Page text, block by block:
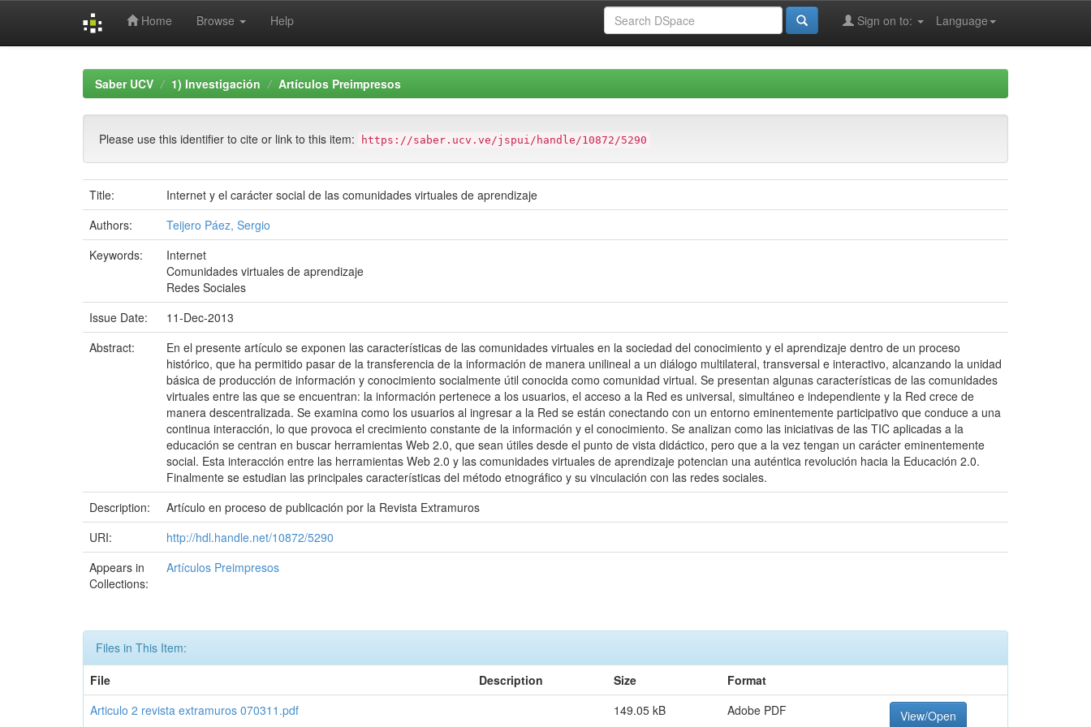
Home Browse Help Language
Sign on to:
Saber UCV 1) Investigación Artículos Preimpresos
Please use this identifier to cite or link to this item: https://saber.ucv.ve/jspui/handle/10872/5290
Title:
Internet y el carácter social de las comunidades virtuales de aprendizaje
Authors:
Teijero Páez, Sergio
Keywords:
Internet
Comunidades virtuales de aprendizaje
Redes Sociales
Issue Date:
11-Dec-2013
Abstract:
En el presente artículo se exponen las características de las comunidades virtuales en la sociedad del conocimiento y el aprendizaje dentro de un proceso
histórico, que ha permitido pasar de la transferencia de la información de manera unilineal a un diálogo multilateral, transversal e interactivo, alcanzando la unidad
básica de producción de información y conocimiento socialmente útil conocida como comunidad virtual. Se presentan algunas características de las comunidades
virtuales entre las que se encuentran: la información pertenece a los usuarios, el acceso a la Red es universal, simultáneo e independiente y la Red crece de
manera descentralizada. Se examina como los usuarios al ingresar a la Red se están conectando con un entorno eminentemente participativo que conduce a una
continua interacción, lo que provoca el crecimiento constante de la información y el conocimiento. Se analizan como las iniciativas de las TIC aplicadas a la
educación se centran en buscar herramientas Web 2.0, que sean útiles desde el punto de vista didáctico, pero que a la vez tengan un carácter eminentemente
social. Esta interacción entre las herramientas Web 2.0 y las comunidades virtuales de aprendizaje potencian una auténtica revolución hacia la Educación 2.0.
Finalmente se estudian las principales características del método etnográfico y su vinculación con las redes sociales.
Description:
Artículo en proceso de publicación por la Revista Extramuros
URI:
http://hdl.handle.net/10872/5290
Appears in
Collections:
Artículos Preimpresos
Files in This Item:
File
Description Size
Format
Articulo 2 revista extramuros 070311.pdf
149.05 kB Adobe PDF View/Open